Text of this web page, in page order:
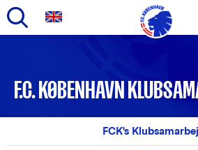
navigation
F.C. KØBENHAVN
FCK's